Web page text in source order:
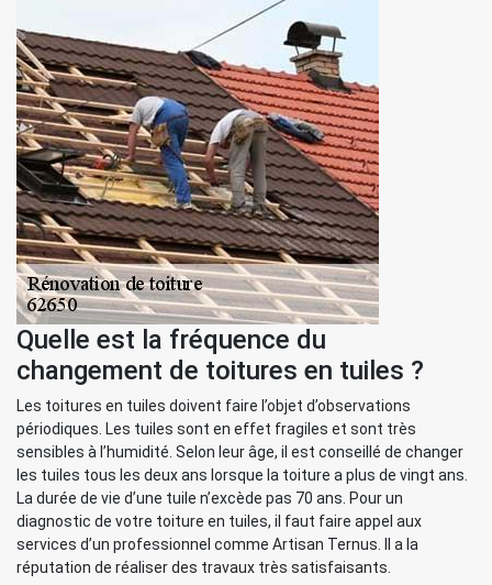
Quelle est la fréquence du
changement de toitures en tuiles ?
Les toitures en tuiles doivent faire l’objet d’observations
périodiques. Les tuiles sont en effet fragiles et sont très
sensibles à l’humidité. Selon leur âge, il est conseillé de changer
les tuiles tous les deux ans lorsque la toiture a plus de vingt ans.
La durée de vie d’une tuile n’excède pas 70 ans. Pour un
diagnostic de votre toiture en tuiles, il faut faire appel aux
services d’un professionnel comme Artisan Ternus. Il a la
réputation de réaliser des travaux très satisfaisants.